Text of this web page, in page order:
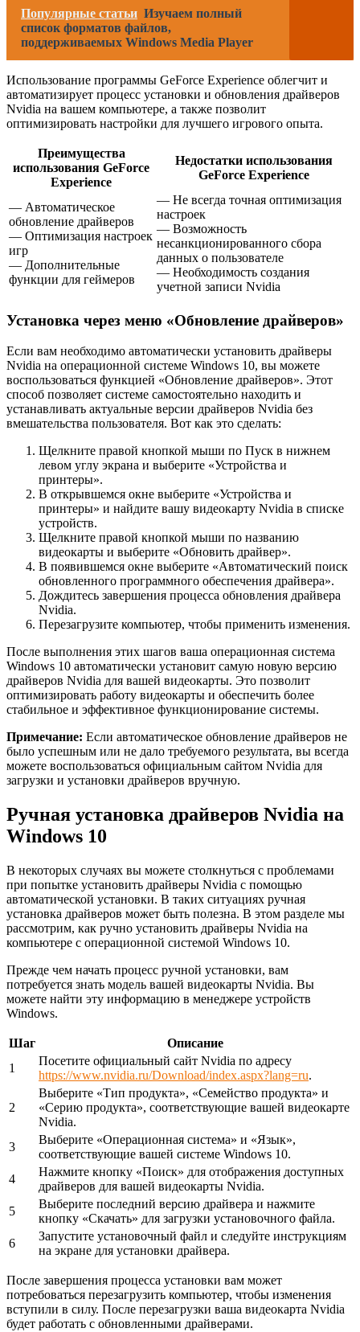
Популярные статьи Изучаем полный
список форматов файлов,
поддерживаемых Windows Media Player
Использование программы GeForce Experience облегчит и
автоматизирует процесс установки и обновления драйверов
Nvidia на вашем компьютере, а также позволит
оптимизировать настройки для лучшего игрового опыта.
Преимущества
использования GeForce
Experience
Недостатки использования
GeForce Experience
— Автоматическое
обновление драйверов
— Оптимизация настроек
игр
— Дополнительные
функции для геймеров
— Не всегда точная оптимизация
настроек
— Возможность
несанкционированного сбора
данных о пользователе
— Необходимость создания
учетной записи Nvidia
Установка через меню «Обновление драйверов»
Если вам необходимо автоматически установить драйверы
Nvidia на операционной системе Windows 10, вы можете
воспользоваться функцией «Обновление драйверов». Этот
способ позволяет системе самостоятельно находить и
устанавливать актуальные версии драйверов Nvidia без
вмешательства пользователя. Вот как это сделать:
Щелкните правой кнопкой мыши по Пуск в нижнем
левом углу экрана и выберите «Устройства и
принтеры».
В открывшемся окне выберите «Устройства и
принтеры» и найдите вашу видеокарту Nvidia в списке
устройств.
Щелкните правой кнопкой мыши по названию
видеокарты и выберите «Обновить драйвер».
В появившемся окне выберите «Автоматический поиск
обновленного программного обеспечения драйвера».
Дождитесь завершения процесса обновления драйвера
Nvidia.
Перезагрузите компьютер, чтобы применить изменения.
После выполнения этих шагов ваша операционная система
Windows 10 автоматически установит самую новую версию
драйверов Nvidia для вашей видеокарты. Это позволит
оптимизировать работу видеокарты и обеспечить более
стабильное и эффективное функционирование системы.
Примечание: Если автоматическое обновление драйверов не
было успешным или не дало требуемого результата, вы всегда
можете воспользоваться официальным сайтом Nvidia для
загрузки и установки драйверов вручную.
Ручная установка драйверов Nvidia на
Windows 10
В некоторых случаях вы можете столкнуться с проблемами
при попытке установить драйверы Nvidia с помощью
автоматической установки. В таких ситуациях ручная
установка драйверов может быть полезна. В этом разделе мы
рассмотрим, как ручно установить драйверы Nvidia на
компьютере с операционной системой Windows 10.
Прежде чем начать процесс ручной установки, вам
потребуется знать модель вашей видеокарты Nvidia. Вы
можете найти эту информацию в менеджере устройств
Windows.
Шаг
Описание
1
Посетите официальный сайт Nvidia по адресу
https://www.nvidia.ru/Download/index.aspx?lang=ru.
2
Выберите «Тип продукта», «Семейство продукта» и
«Серию продукта», соответствующие вашей видеокарте
Nvidia.
3
Выберите «Операционная система» и «Язык»,
соответствующие вашей системе Windows 10.
4
Нажмите кнопку «Поиск» для отображения доступных
драйверов для вашей видеокарты Nvidia.
5
Выберите последний версию драйвера и нажмите
кнопку «Скачать» для загрузки установочного файла.
6
Запустите установочный файл и следуйте инструкциям
на экране для установки драйвера.
После завершения процесса установки вам может
потребоваться перезагрузить компьютер, чтобы изменения
вступили в силу. После перезагрузки ваша видеокарта Nvidia
будет работать с обновленными драйверами.